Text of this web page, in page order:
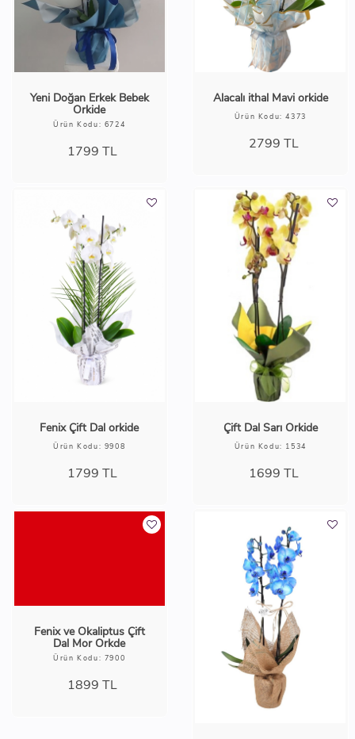
Yeni Doğan Erkek Bebek
Orkide
Ürün Kodu: 6724
1799 TL
Alacalı ithal Mavi orkide
Ürün Kodu: 4373
2799 TL
Fenix Çift Dal orkide
Ürün Kodu: 9908
1799 TL
Çift Dal Sarı Orkide
Ürün Kodu: 1534
1699 TL
Fenix ve Okaliptus Çift
Dal Mor Orkde
Ürün Kodu: 7900
1899 TL